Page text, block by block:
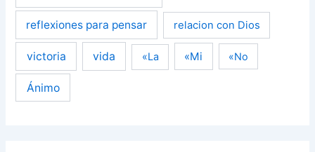
reflexiones para pensar relacion con Dios
victoria vida «La «Mi «No
Ánimo